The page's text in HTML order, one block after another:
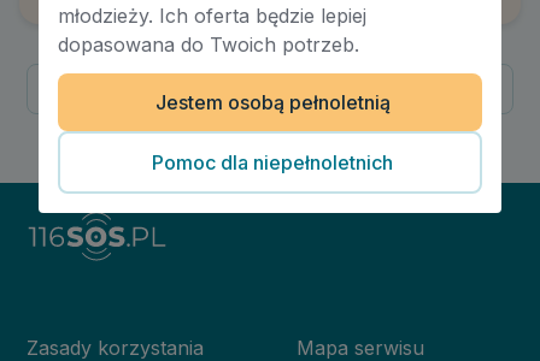
1/1
Zasady korzystania Mapa serwisu
młodzieży. Ich oferta będzie lepiej
dopasowana do Twoich potrzeb.
Jestem osobą pełnoletnią
Pomoc dla niepełnoletnich